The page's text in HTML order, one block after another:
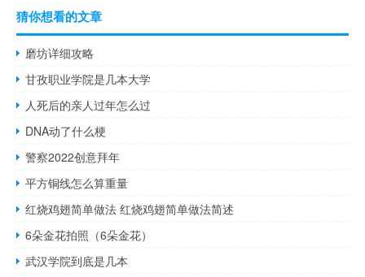
猜你想看的文章
磨坊详细攻略
甘孜职业学院是几本大学
人死后的亲人过年怎么过
DNA动了什么梗
警察2022创意拜年
平方铜线怎么算重量
红烧鸡翅简单做法 红烧鸡翅简单做法简述
6朵金花拍照（6朵金花）
武汉学院到底是几本